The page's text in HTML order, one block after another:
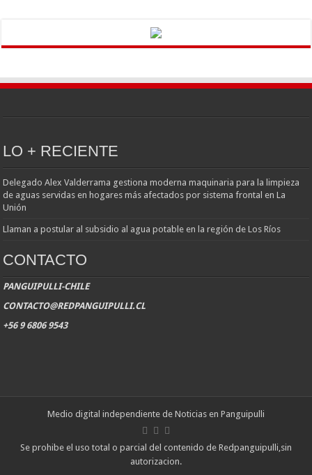
LO + RECIENTE
Delegado Alex Valderrama gestiona moderna maquinaria para la limpieza
de aguas servidas en hogares más afectados por sistema frontal en La
Unión
Llaman a postular al subsidio al agua potable en la región de Los Ríos
CONTACTO
PANGUIPULLI-CHILE
CONTACTO@REDPANGUIPULLI.CL
+56 9 6806 9543
Medio digital independiente de Noticias en Panguipulli
Se prohibe el uso total o parcial del contenido de Redpanguipulli,sin
autorizacion.